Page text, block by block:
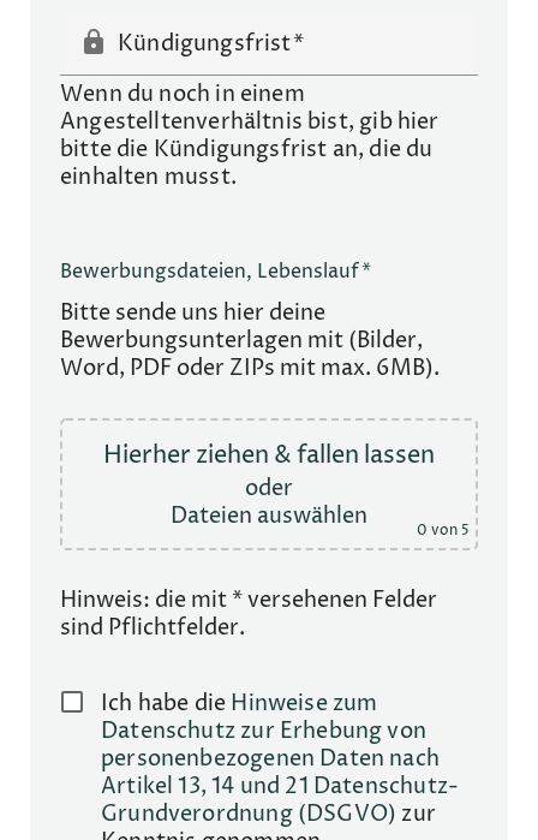
lock Kündigungsfrist
Wenn du noch in einem
Angestelltenverhältnis bist, gib hier
bitte die Kündigungsfrist an, die du
einhalten musst.
Bewerbungsdateien, Lebenslauf*
Bitte sende uns hier deine
Bewerbungsunterlagen mit (Bilder,
Word, PDF oder ZIPs mit max. 6MB).
Hierher ziehen & fallen lassen
oder
Dateien auswählen
0 von 5
Hinweis: die mit * versehenen Felder
sind Pflichtfelder.
Ich habe die Hinweise zum
Datenschutz zur Erhebung von
personenbezogenen Daten nach
Artikel 13, 14 und 21 Datenschutz-
Grundverordnung (DSGVO) zur